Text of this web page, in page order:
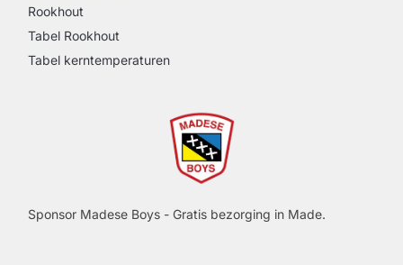
Rookhout
Tabel Rookhout
Tabel kerntemperaturen
Sponsor Madese Boys - Gratis bezorging in Made.